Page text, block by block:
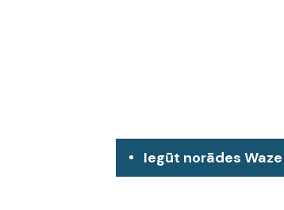
Iegūt norādes Waze